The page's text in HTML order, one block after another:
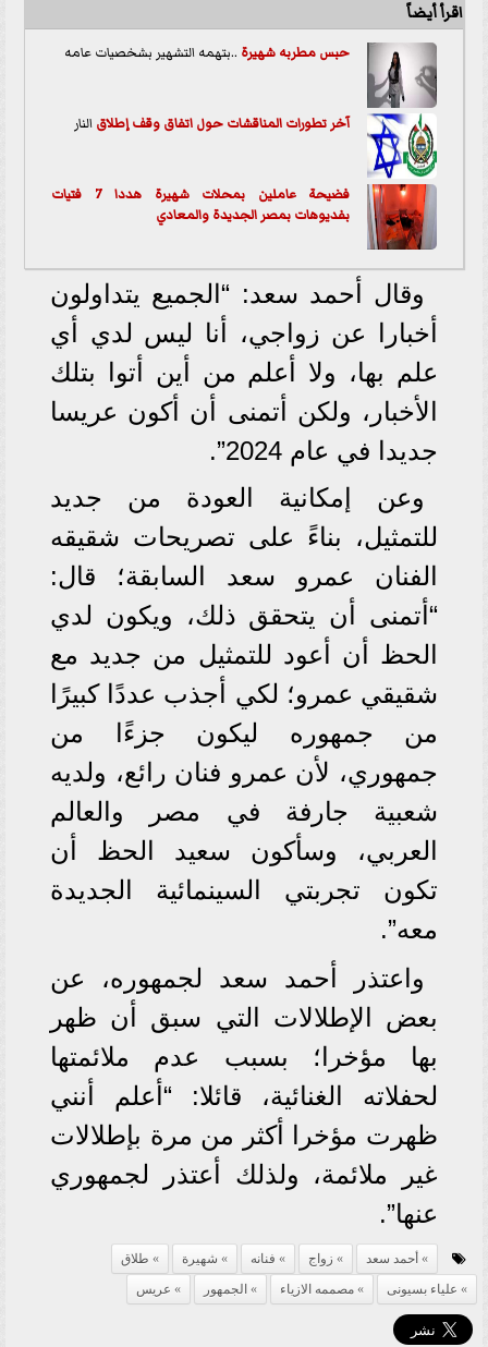
اقرأ أيضاً
حبس مطربه شهيرة ..بتهمه التشهير بشخصيات عامه
آخر تطورات المناقشات حول اتفاق وقف إطلاق النار
فضيحة عاملين بمحلات شهيرة هددا 7 فتيات
بفديوهات بمصر الجديدة والمعادي
وقال أحمد سعد: “الجميع يتداولون
أخبارا عن زواجي، أنا ليس لدي أي
علم بها، ولا أعلم من أين أتوا بتلك
الأخبار، ولكن أتمنى أن أكون عريسا
جديدا في عام 2024”.
وعن إمكانية العودة من جديد
للتمثيل، بناءً على تصريحات شقيقه
الفنان عمرو سعد السابقة؛ قال:
“أتمنى أن يتحقق ذلك، ويكون لدي
الحظ أن أعود للتمثيل من جديد مع
شقيقي عمرو؛ لكي أجذب عددًا كبيرًا
من جمهوره ليكون جزءًا من
جمهوري، لأن عمرو فنان رائع، ولديه
شعبية جارفة في مصر والعالم
العربي، وسأكون سعيد الحظ أن
تكون تجربتي السينمائية الجديدة
معه”.
واعتذر أحمد سعد لجمهوره، عن
بعض الإطلالات التي سبق أن ظهر
بها مؤخرا؛ بسبب عدم ملائمتها
لحفلاته الغنائية، قائلا: “أعلم أنني
ظهرت مؤخرا أكثر من مرة بإطلالات
غير ملائمة، ولذلك أعتذر لجمهوري
عنها”.
أحمد سعد زواج فنانه شهيرة
طلاق
علياء بسيونى
مصممه الازياء الجمهور عريس